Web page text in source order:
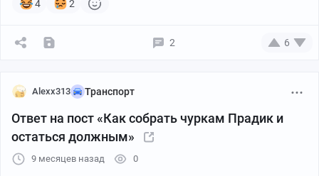
не высовывать. Твари. Должен сказать, этот эпизод в
жизни этих уродов далеко не единственный. Не с
впоследствии. Один удавленным был найден, у двоих
надеюсь, он тоже сдох.
4 2
2 6
Alexx313 Транспорт
Ответ на пост «Как собрать чуркам Прадик и
остаться должным»
9 месяцев назад 0